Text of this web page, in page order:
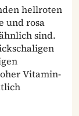
hellroten
und rosa
sind.
Vitamin-